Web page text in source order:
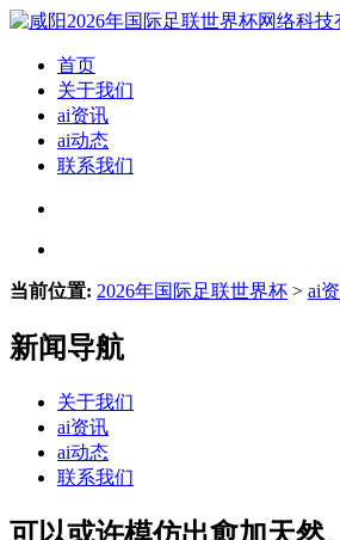
首页
关于我们
ai资讯
ai动态
联系我们
当前位置: 2026年国际足联世界杯 > ai
新闻导航
关于我们
ai资讯
ai动态
联系我们
可以或许模仿出愈加天然